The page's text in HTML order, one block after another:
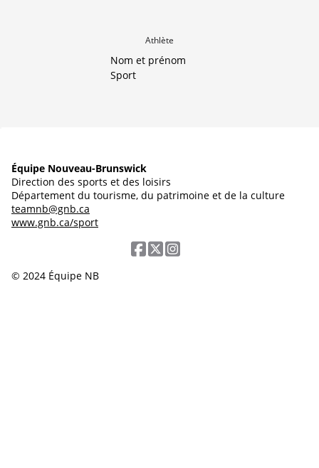
Athlète
Nom et prénom
Sport
Équipe Nouveau-Brunswick
Direction des sports et des loisirs
Département du tourisme, du patrimoine et de la culture
teamnb@gnb.ca
www.gnb.ca/sport
© 2024 Équipe NB